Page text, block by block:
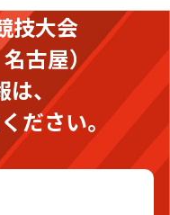
技大会
古屋）
は、
ださい。